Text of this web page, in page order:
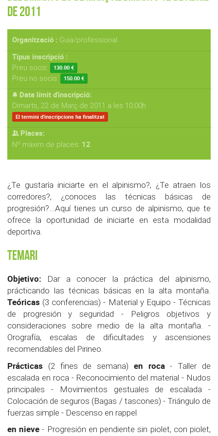
de 2011
Organització : Guia/professional
Tipus inscripció :
Preu socis: 130.00 €
Preu no socis: 150.00 €
Data límit d'inscripció:
Dimarts, 22 de Març de 2011 a les 10:00h
El termini d'inscripcions ha finalitzat
Places:
Nº màxim de places: 12
¿Te gustaría iniciarte en el alpinismo?, ¿Te atraen los
corredores?, ¿conoces las técnicas básicas de
progresión?...Aquí tienes un curso de alpinismo, que te
ofrece la oportunidad de iniciarte en esta modalidad
deportiva.
Temari
Objetivo: Dar a conocer la práctica del alpinismo,
prácticando las técnicas básicas en la alta montaña.
Teóricas (3 conferencias) - Material y Equipo - Técnicas
de progresión y seguridad - Peligros objetivos y
consideraciones sobre medio de la alta montaña. -
Orografía, escalas de dificultades y ascensiones
recomendables del Pirineo.
Prácticas (2 fines de semana) en roca- Taller de
escalada en roca - Reconocimiento del material - Nudos
principales - Movimientos gestuales de escalada -
Colocación de seguros (Bagas / tascones) - Triángulo de
fuerzas simple - Descenso en rappel
en nieve- Progresión en pendiente sin piolet, con piolet,